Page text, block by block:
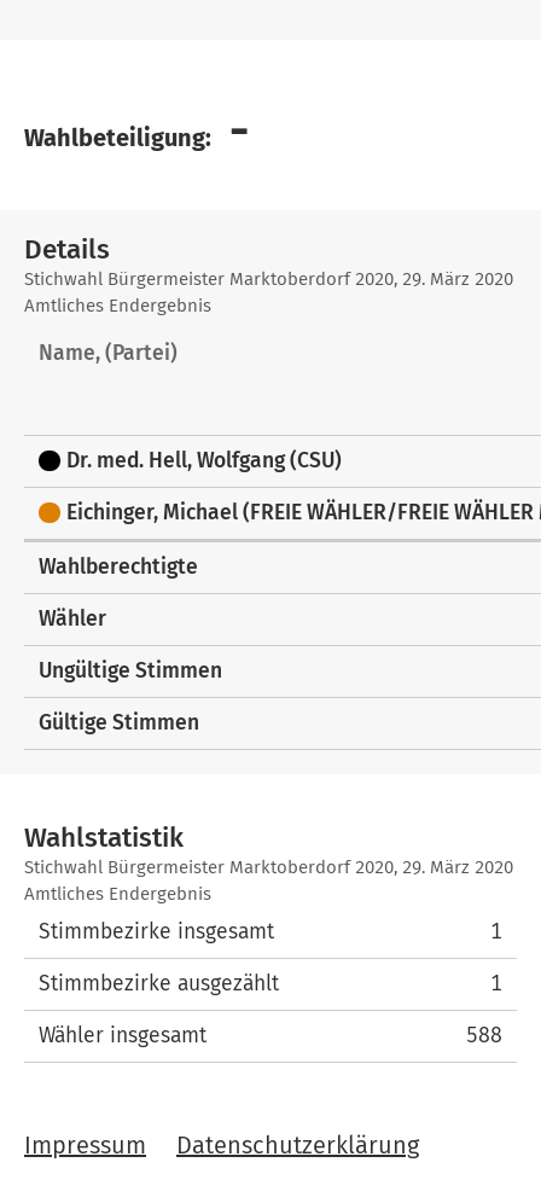
Wahlbeteiligung: -
Details
Details
Stichwahl Bürgermeister Marktoberdorf 2020, 29. März 2020
Amtliches Endergebnis
Name, (Partei)
Dr. med. Hell, Wolfgang (CSU)
Eichinger, Michael (FREIE WÄHLER/FREIE WÄHLER
Wahlberechtigte
Wähler
Ungültige Stimmen
Gültige Stimmen
Wahlstatistik
Wahlstatistik
Stichwahl Bürgermeister Marktoberdorf 2020, 29. März 2020
Amtliches Endergebnis
Stimmbezirke insgesamt 1
Stimmbezirke ausgezählt 1
Wähler insgesamt 588
Impressum Datenschutzerklärung